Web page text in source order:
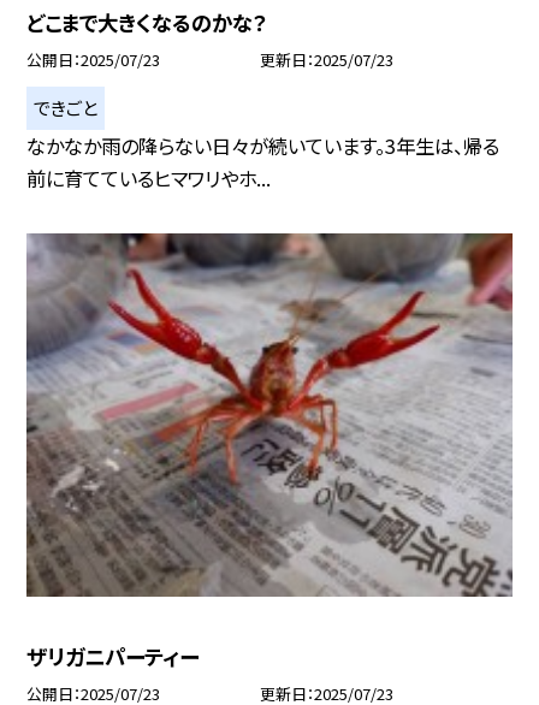
どこまで大きくなるのかな？
公開日 2025/07/23 更新日 2025/07/23
できごと
なかなか雨の降らない日々が続いています。3年生は、帰る
前に育てているヒマワリやホ...
ザリガニパーティー
公開日 2025/07/23 更新日 2025/07/23